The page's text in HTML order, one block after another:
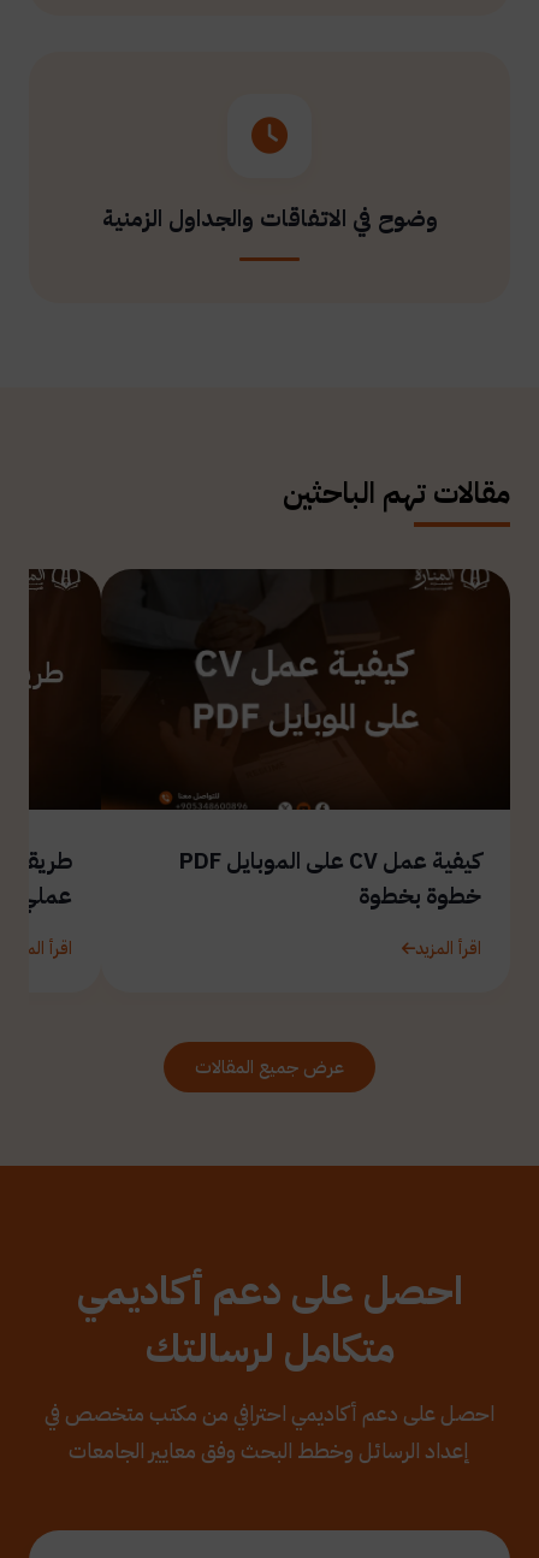
وضوح في الاتفاقات والجداول الزمنية
مقالات تهم الباحثين
كيفية عمل CV على الموبايل PDF
خطوة بخطوة
اقرأ المزيد
طريقة
عملي
اقرأ المزيد
عرض جميع المقالات
احصل على دعم أكاديمي
متكامل لرسالتك
احصل على دعم أكاديمي احترافي من مكتب متخصص في
إعداد الرسائل وخطط البحث وفق معايير الجامعات